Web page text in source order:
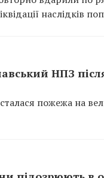
наслідків
НПЗ
сталася пожежа на